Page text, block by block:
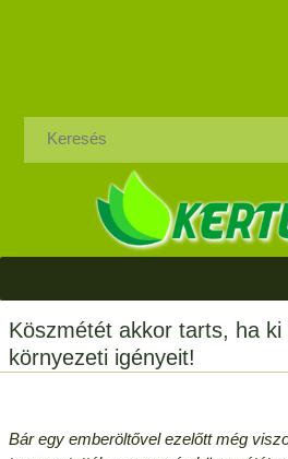
Köszmétét akkor tarts, ha
környezeti igényeit!
Bár egy emberöltővel ezelőtt még